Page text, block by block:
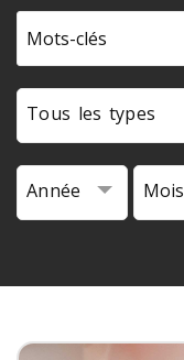
Tous les types
Année Mois